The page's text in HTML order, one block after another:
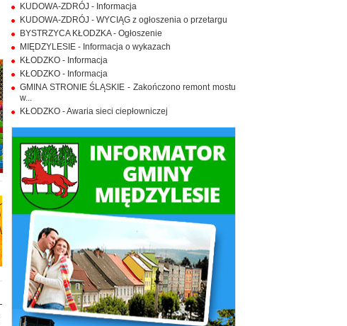
KUDOWA-ZDRÓJ - Informacja
KUDOWA-ZDRÓJ - WYCIĄG z ogłoszenia o przetargu
BYSTRZYCA KŁODZKA - Ogłoszenie
MIĘDZYLESIE - Informacja o wykazach
KŁODZKO - Informacja
KŁODZKO - Informacja
GMINA STRONIE ŚLĄSKIE - Zakończono remont mostu
w...
KŁODZKO - Awaria sieci ciepłowniczej